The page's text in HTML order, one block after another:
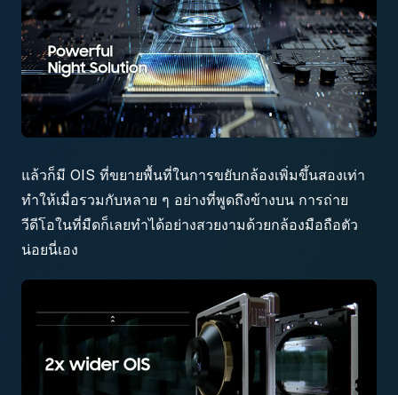
แล้วก็มี OIS ที่ขยายพื้นที่ในการขยับกล้องเพิ่มขึ้นสองเท่า
ทำให้เมื่อรวมกับหลาย ๆ อย่างที่พูดถึงข้างบน การถ่าย
วีดีโอในที่มืดก็เลยทำได้อย่างสวยงามด้วยกล้องมือถือตัว
น่อยนี่เอง